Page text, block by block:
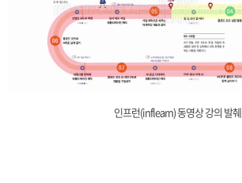
인프런(inflearn) 동영상 강의 발췌